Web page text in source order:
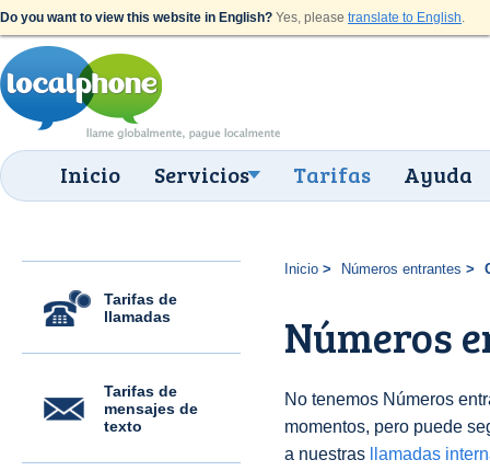
Do you want to view this website in English? Yes, please translate to English.
Inicio Servicios Tarifas Ayuda
Tarifas de
llamadas
Tarifas de
mensajes de
texto
Inicio Números entrantes
Números
No tenemos Números
momentos, pero puede
a nuestras
llamadas